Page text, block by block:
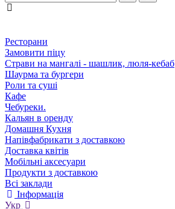
Ресторани
Замовити піцу
Страви на мангалі - шашлик, люля-кебаб
Шаурма та бургери
Роли та суші
Кафе
Чебуреки.
Кальян в оренду
Домашня Кухня
Напівфабрикати з доставкою
Доставка квітів
Мобільні аксесуари
Продукти з доставкою
Всі заклади
Інформація
Укр